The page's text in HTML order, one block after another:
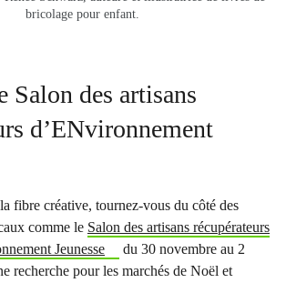
bricolage pour enfant.
Salon des artisans
d’ENvironnement
fibre créative, tournez-vous du côté des
comme le Salon des artisans récupérateurs
Jeunesse
du 30 novembre au 2
recherche pour les marchés de Noël et